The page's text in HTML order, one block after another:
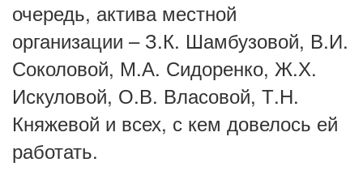
очередь, актива местной
организации – З.К. Шамбузовой, В.И.
Соколовой, М.А. Сидоренко, Ж.Х.
Искуловой, О.В. Власовой, Т.Н.
Княжевой и всех, с кем довелось ей
работать.